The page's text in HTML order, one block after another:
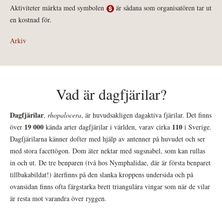
Aktiviteter märkta med symbolen
är sådana som organisatören tar ut
en kostnad för.
Arkiv
Vad är dagfjärilar?
Dagfjärilar, rhopalocera, är huvudsakligen dagaktiva fjärilar. Det finns
över 19 000 kända arter dagfjärilar i världen, varav cirka 110 i Sverige.
Dagfjärilarna känner dofter med hjälp av antenner på huvudet och ser
med stora facettögon. Dom äter nektar med sugsnabel, som kan rullas
in och ut. De tre benparen (två hos Nymphalidae, där är första benparet
tillbakabildat!) återfinns på den slanka kroppens undersida och på
ovansidan finns ofta färgstarka brett triangulära vingar som när de vilar
är resta mot varandra över ryggen.